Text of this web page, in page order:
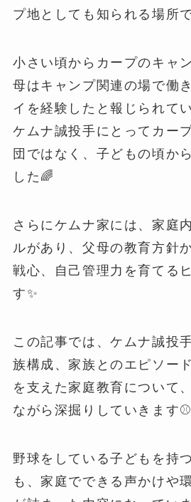
プ地としても知られる場所
小さい頃からカープのキャ
母はキャンプ関連の場で働
イを経験したと報じられて
ケムナ誠投手にとってカー
団ではなく、子どもの頃か
した🌈
さらにケムナ家には、家庭
ルがあり、父母の教育方針
戦心、自己管理力を育てる
す✨
この記事では、ケムナ誠投
族構成、家族とのエピソー
を支えた家庭教育について
ながら深掘りしていきます⚾️
野球をしている子どもを持
も、家庭でできる声かけや